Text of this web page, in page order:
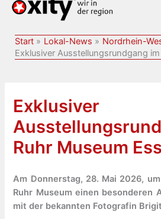
Start Lokal-News Nordrhein-
Exklusiver Ausstellungsrundgang
Exklusiver
Ruhr Museum
Am Donnerstag, 28. Mai 2026,
Ruhr Museum einen besonderen
mit der bekannten Fotografin